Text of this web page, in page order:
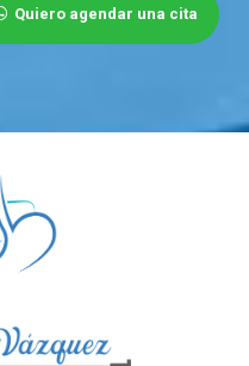
Quiero agendar una cita